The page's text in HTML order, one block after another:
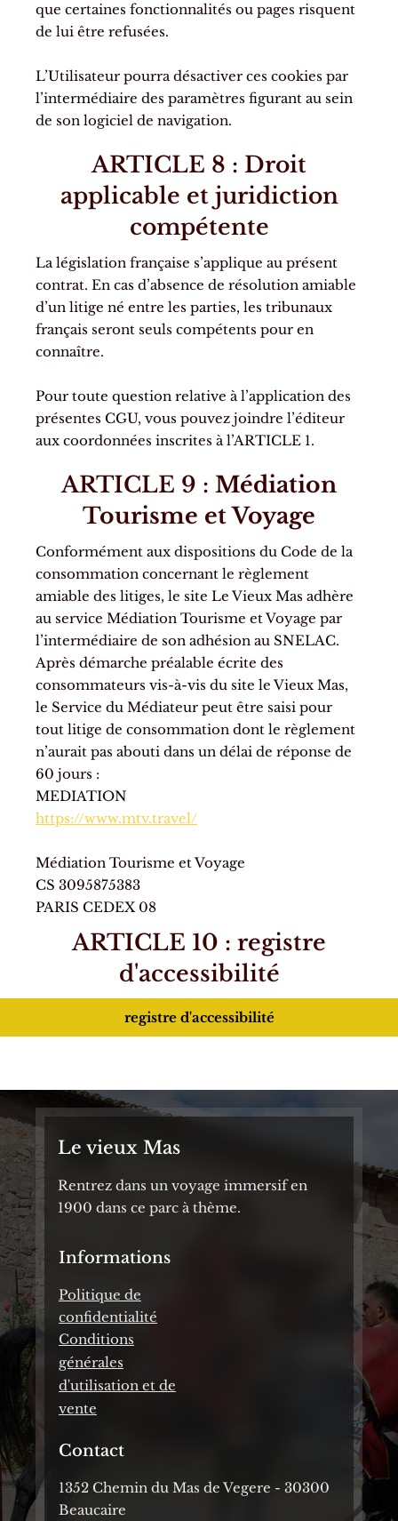
que certaines fonctionnalités ou pages risquent
de lui être refusées.
L’Utilisateur pourra désactiver ces cookies par
l’intermédiaire des paramètres figurant au sein
de son logiciel de navigation.
ARTICLE 8 : Droit
applicable et juridiction
compétente
La législation française s’applique au présent
contrat. En cas d’absence de résolution amiable
d’un litige né entre les parties, les tribunaux
français seront seuls compétents pour en
connaître.
Pour toute question relative à l’application des
présentes CGU, vous pouvez joindre l’éditeur
aux coordonnées inscrites à l’ARTICLE 1.
ARTICLE 9 : Médiation
Tourisme et Voyage
Conformément aux dispositions du Code de la
consommation concernant le règlement
amiable des litiges, le site Le Vieux Mas adhère
au service Médiation Tourisme et Voyage par
l’intermédiaire de son adhésion au SNELAC.
Après démarche préalable écrite des
consommateurs vis-à-vis du site le Vieux Mas,
le Service du Médiateur peut être saisi pour
tout litige de consommation dont le règlement
n’aurait pas abouti dans un délai de réponse de
60 jours :
MEDIATION
https://www.mtv.travel/
Médiation Tourisme et Voyage
CS 3095875383
PARIS CEDEX 08
ARTICLE 10 : registre
d'accessibilité
registre d'accessibilité
Le vieux Mas
Rentrez dans un voyage immersif en
1900 dans ce parc à thème.
Informations
Politique de
confidentialité
Conditions
générales
d'utilisation et de
vente
Contact
1352 Chemin du Mas de Vegere - 30300
Beaucaire